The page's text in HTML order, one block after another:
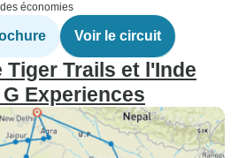
économies
Voir le circuit
Tiger Trails et l'Inde
Experiences